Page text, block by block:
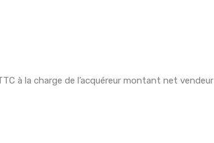
à la charge de l’acquéreur montant net vendeur